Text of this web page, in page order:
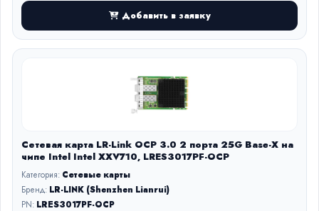
Добавить в заявку
Сетевая карта LR-Link OCP 3.0 2 порта 25G Base-X на
чипе Intel Intel XXV710, LRES3017PF-OCP
Категория: Сетевые карты
Бренд: LR-LINK (Shenzhen Lianrui)
PN: LRES3017PF-OCP